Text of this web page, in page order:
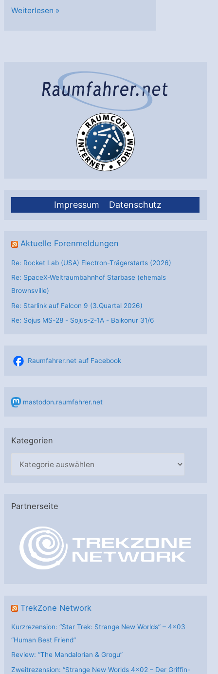
Impressum Datenschutz
Aktuelle Forenmeldungen
Re: Rocket Lab (USA) Electron-Trägerstarts (2026)
Re: SpaceX-Weltraumbahnhof Starbase (ehemals
Brownsville)
Re: Starlink auf Falcon 9 (3.Quartal 2026)
Re: Sojus MS-28 - Sojus-2-1А - Baikonur 31/6
Raumfahrer.net auf Facebook
mastodon.raumfahrer.net
Kategorien
g
Partnerseite
TrekZone Network
Kurzrezension: “Star Trek: Strange New Worlds” – 4×03
“Human Best Friend”
Review: “The Mandalorian & Grogu”
Zweitrezension: “Strange New Worlds 4×02 – Der Griffin-
Intelsat
Weiterlesen »